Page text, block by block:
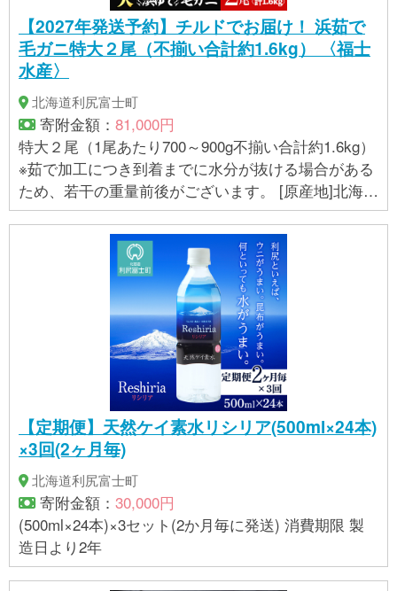
【2027年発送予約】チルドでお届け！ 浜茹で
毛ガニ特大２尾（不揃い合計約1.6kg） 〈福士
水産〉
北海道利尻富士町
寄附金額： 81,000円
特大２尾（1尾あたり700～900g不揃い合計約1.6kg）
※茹で加工につき到着までに水分が抜ける場合がある
ため、若干の重量前後がございます。 [原産地]北海道
利尻島産・宗谷産 [加工地]北海道利尻島 アレルギ
会社Souplesse（スプレス）
【定期便】天然ケイ素水リシリア(500ml×24本)
×3回(2ヶ月毎)
北海道利尻富士町
寄附金額： 30,000円
(500ml×24本)×3セット(2か月毎に発送) 消費期限 製
造日より2年